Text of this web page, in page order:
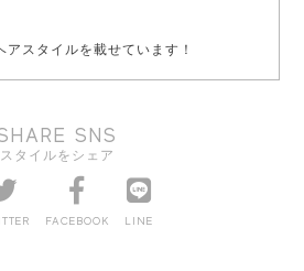
スタイルを載せています！
SNS
スタイルをシェア
FACEBOOK LINE